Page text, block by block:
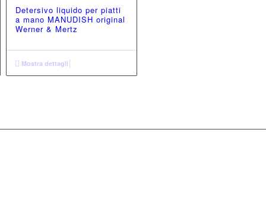
Detersivo liquido per piatti
a mano MANUDISH original
Werner & Mertz
Mostra dettagli